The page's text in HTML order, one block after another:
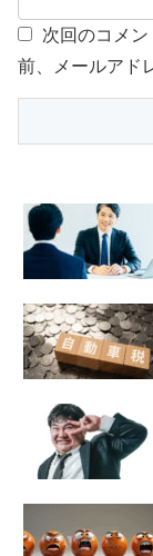
次回のコメ
前、メールアド